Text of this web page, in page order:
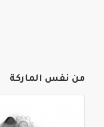
من نفس الماركة